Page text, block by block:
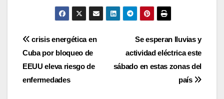
Navegación
de
entradas
Se esperan lluvias y
actividad eléctrica este
sábado en estas zonas del
país
crisis energética en
Cuba por bloqueo de
EEUU eleva riesgo de
enfermedades